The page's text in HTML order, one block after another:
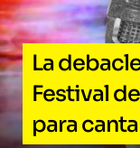
La
Festival
para